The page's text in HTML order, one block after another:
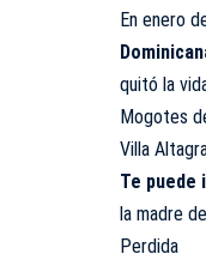
En enero
quitó la
Mogotes
Villa
Te puede
la madre
Perdida